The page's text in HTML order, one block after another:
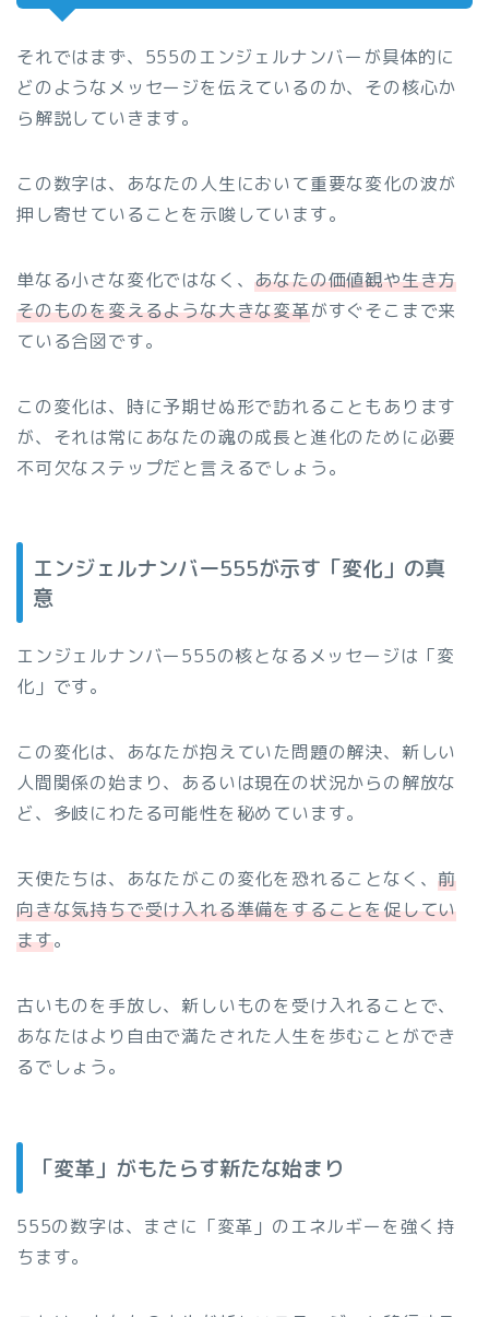
それではまず、555のエンジェルナンバーが具体的に
どのようなメッセージを伝えているのか、その核心か
ら解説していきます。
この数字は、あなたの人生において重要な変化の波が
押し寄せていることを示唆しています。
単なる小さな変化ではなく、あなたの価値観や生き方
そのものを変えるような大きな変革がすぐそこまで来
ている合図です。
この変化は、時に予期せぬ形で訪れることもあります
が、それは常にあなたの魂の成長と進化のために必要
不可欠なステップだと言えるでしょう。
エンジェルナンバー555が示す「変化」の真
意
エンジェルナンバー555の核となるメッセージは「変
化」です。
この変化は、あなたが抱えていた問題の解決、新しい
人間関係の始まり、あるいは現在の状況からの解放な
ど、多岐にわたる可能性を秘めています。
天使たちは、あなたがこの変化を恐れることなく、前
向きな気持ちで受け入れる準備をすることを促してい
ます。
古いものを手放し、新しいものを受け入れることで、
あなたはより自由で満たされた人生を歩むことができ
るでしょう。
「変革」がもたらす新たな始まり
555の数字は、まさに「変革」のエネルギーを強く持
ちます。